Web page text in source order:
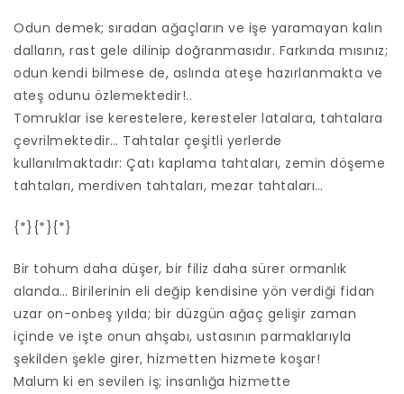
Odun demek; sıradan ağaçların ve işe yaramayan kalın
dalların, rast gele dilinip doğranmasıdır. Farkında mısınız;
odun kendi bilmese de, aslında ateşe hazırlanmakta ve
ateş odunu özlemektedir!..
Tomruklar ise kerestelere, keresteler latalara, tahtalara
çevrilmektedir… Tahtalar çeşitli yerlerde
kullanılmaktadır: Çatı kaplama tahtaları, zemin döşeme
tahtaları, merdiven tahtaları, mezar tahtaları…
{*}{*}{*}
Bir tohum daha düşer, bir filiz daha sürer ormanlık
alanda… Birilerinin eli değip kendisine yön verdiği fidan
uzar on-onbeş yılda; bir düzgün ağaç gelişir zaman
içinde ve işte onun ahşabı, ustasının parmaklarıyla
şekilden şekle girer, hizmetten hizmete koşar!
Malum ki en sevilen iş; insanlığa hizmette